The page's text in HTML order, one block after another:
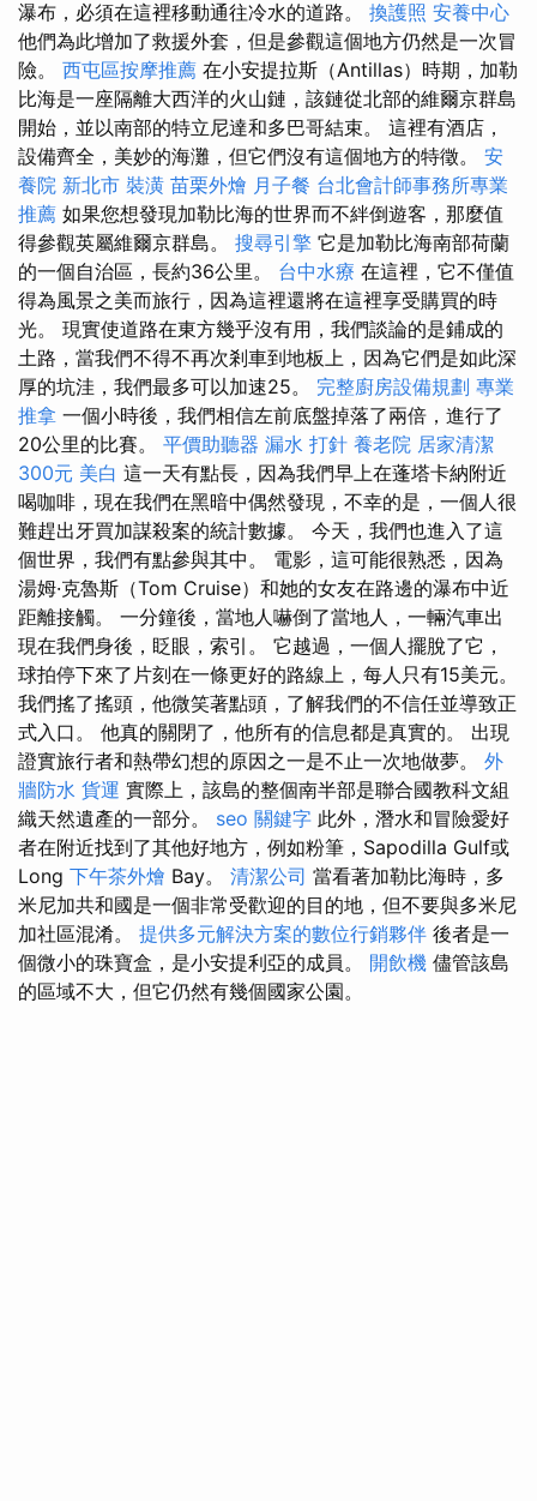
瀑布，必須在這裡移動通往冷水的道路。 換護照 安養中心
他們為此增加了救援外套，但是參觀這個地方仍然是一次冒
險。 西屯區按摩推薦 在小安提拉斯（Antillas）時期，加勒
比海是一座隔離大西洋的火山鏈，該鏈從北部的維爾京群島
開始，並以南部的特立尼達和多巴哥結束。 這裡有酒店，
設備齊全，美妙的海灘，但它們沒有這個地方的特徵。 安
養院 新北市 裝潢 苗栗外燴 月子餐 台北會計師事務所專業
推薦 如果您想發現加勒比海的世界而不絆倒遊客，那麼值
得參觀英屬維爾京群島。 搜尋引擎 它是加勒比海南部荷蘭
的一個自治區，長約36公里。 台中水療 在這裡，它不僅值
得為風景之美而旅行，因為這裡還將在這裡享受購買的時
光。 現實使道路在東方幾乎沒有用，我們談論的是鋪成的
土路，當我們不得不再次剎車到地板上，因為它們是如此深
厚的坑洼，我們最多可以加速25。 完整廚房設備規劃 專業
推拿 一個小時後，我們相信左前底盤掉落了兩倍，進行了
20公里的比賽。 平價助聽器 漏水 打針 養老院 居家清潔
300元 美白 這一天有點長，因為我們早上在蓬塔卡納附近
喝咖啡，現在我們在黑暗中偶然發現，不幸的是，一個人很
難趕出牙買加謀殺案的統計數據。 今天，我們也進入了這
個世界，我們有點參與其中。 電影，這可能很熟悉，因為
湯姆·克魯斯（Tom Cruise）和她的女友在路邊的瀑布中近
距離接觸。 一分鐘後，當地人嚇倒了當地人，一輛汽車出
現在我們身後，眨眼，索引。 它越過，一個人擺脫了它，
球拍停下來了片刻在一條更好的路線上，每人只有15美元。
我們搖了搖頭，他微笑著點頭，了解我們的不信任並導致正
式入口。 他真的關閉了，他所有的信息都是真實的。 出現
證實旅行者和熱帶幻想的原因之一是不止一次地做夢。 外
牆防水 貨運 實際上，該島的整個南半部是聯合國教科文組
織天然遺產的一部分。 seo 關鍵字 此外，潛水和冒險愛好
者在附近找到了其他好地方，例如粉筆，Sapodilla Gulf或
Long 下午茶外燴 Bay。 清潔公司 當看著加勒比海時，多
米尼加共和國是一個非常受歡迎的目的地，但不要與多米尼
加社區混淆。 提供多元解決方案的數位行銷夥伴 後者是一
個微小的珠寶盒，是小安提利亞的成員。 開飲機 儘管該島
的區域不大，但它仍然有幾個國家公園。